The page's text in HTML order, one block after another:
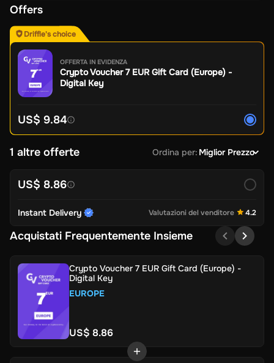
Offers
Driffle's choice
OFFERTA IN EVIDENZA
Crypto Voucher 7 EUR Gift Card (Europe) -
Digital Key
US$ 9.84
1 altre offerte Ordina per: Miglior Prezzo
US$ 8.86
Instant Delivery Valutazioni del venditore 4.2
Acquistati Frequentemente Insieme
Crypto Voucher 7 EUR Gift Card (Europe) -
Digital Key
EUROPE
US$ 8.86